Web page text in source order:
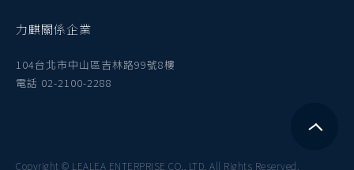
力麒關係企業
104台北市中山區吉林路99號8樓
電話 02-2100-2288
Copyright © LEALEA ENTERPRISE CO., LTD. All Rights Reserved.